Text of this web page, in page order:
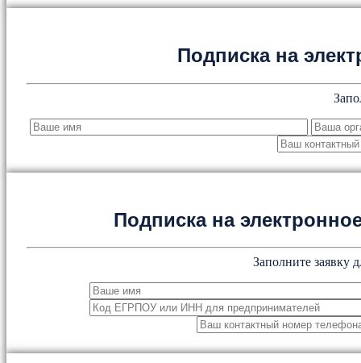
Подписка на
Подписка на
Заполните заявку